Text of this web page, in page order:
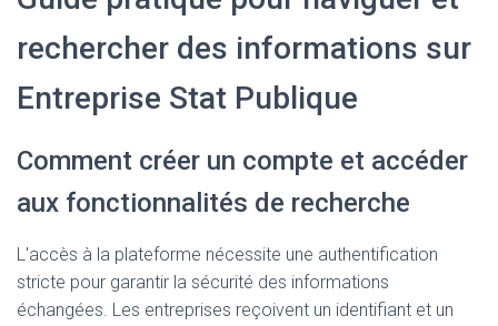
rechercher des informations sur
Entreprise Stat Publique
Comment créer un compte et accéder
aux fonctionnalités de recherche
L'accès à la plateforme nécessite une authentification
stricte pour garantir la sécurité des informations
échangées. Les entreprises reçoivent un identifiant et un